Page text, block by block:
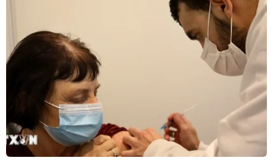
Nigeria: Ít nhất 80 người bị bắt cóc ở làng
Wanzamai
08/04/2023 12:27
Tại miền Bắc và miền Trung Nigeria, các nhóm tội phạm
thường xuyên thực hiện các vụ tấn công và cướp phá